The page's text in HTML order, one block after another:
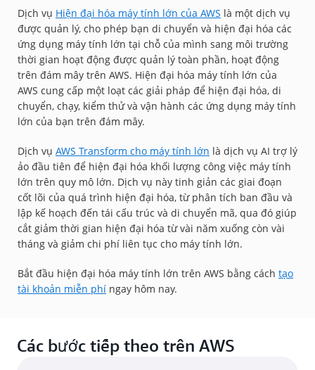
Dịch vụ Hiện đại hóa máy tính lớn của AWS là một dịch vụ
được quản lý, cho phép bạn di chuyển và hiện đại hóa các
ứng dụng máy tính lớn tại chỗ của mình sang môi trường
thời gian hoạt động được quản lý toàn phần, hoạt động
trên đám mây trên AWS. Hiện đại hóa máy tính lớn của
AWS cung cấp một loạt các giải pháp để hiện đại hóa, di
chuyển, chạy, kiểm thử và vận hành các ứng dụng máy tính
lớn của bạn trên đám mây.
Dịch vụ AWS Transform cho máy tính lớn là dịch vụ AI trợ lý
ảo đầu tiên để hiện đại hóa khối lượng công việc máy tính
lớn trên quy mô lớn. Dịch vụ này tinh giản các giai đoạn
cốt lõi của quá trình hiện đại hóa, từ phân tích ban đầu và
lập kế hoạch đến tái cấu trúc và di chuyển mã, qua đó giúp
cắt giảm thời gian hiện đại hóa từ vài năm xuống còn vài
tháng và giảm chi phí liên tục cho máy tính lớn.
Bắt đầu hiện đại hóa máy tính lớn trên AWS bằng cách tạo
tài khoản miễn phí ngay hôm nay.
Các bước tiếp theo trên AWS